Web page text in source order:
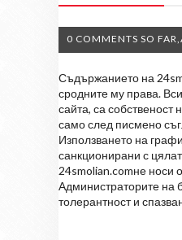
0 COMMENTS SO
Съдържанието на
сродните му права.
сайта, са собственост
само след писмено
Използването на
санкционирани с
24smolian.comне носи
Администраторите на
толерантност и